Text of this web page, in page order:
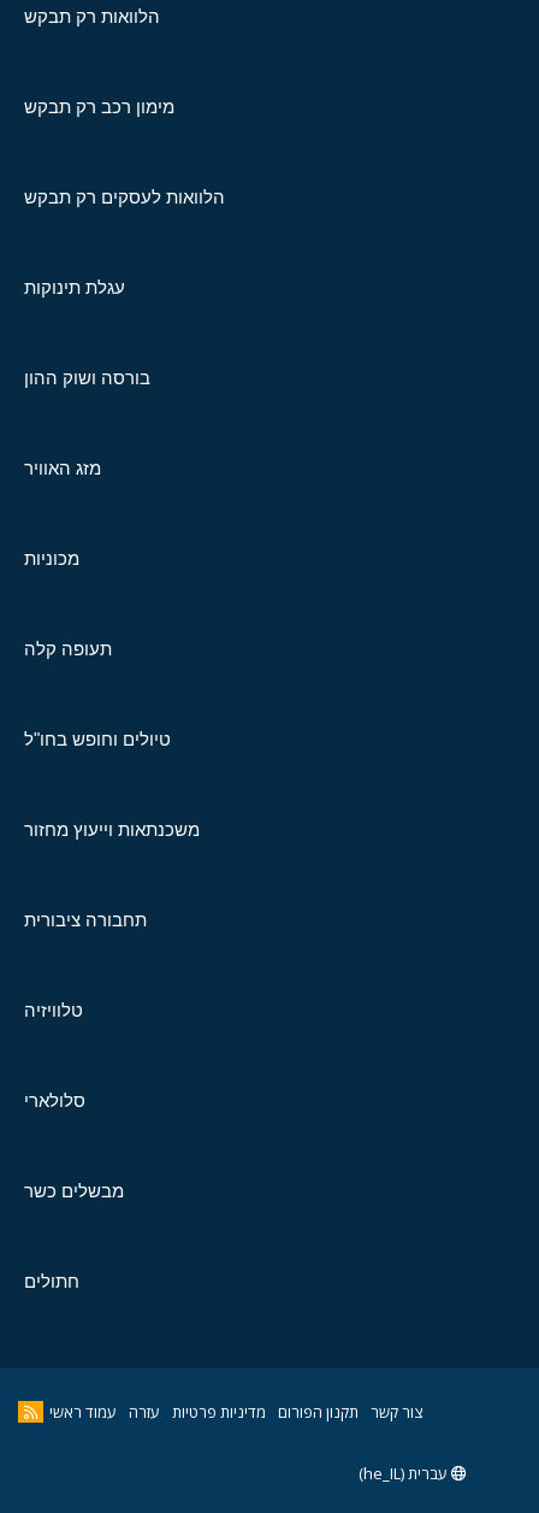
הלוואות רק תבקש
מימון רכב רק תבקש
הלוואות לעסקים רק תבקש
עגלת תינוקות
בורסה ושוק ההון
מזג האוויר
מכוניות
תעופה קלה
טיולים וחופש בחו"ל
משכנתאות וייעוץ מחזור
תחבורה ציבורית
טלוויזיה
סלולארי
מבשלים כשר
חתולים
צור קשר תקנון הפורום מדיניות פרטיות עזרה עמוד ראשי
עברית (he_IL)